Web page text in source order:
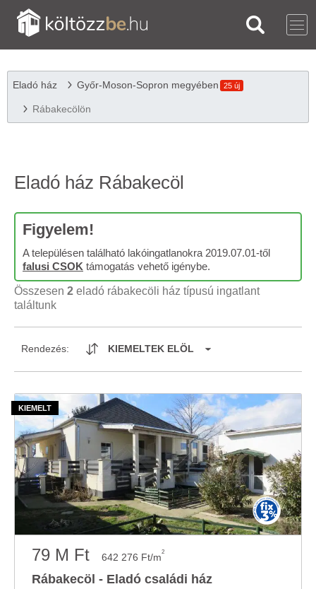
Eladó ház Győr-Moson-Sopron megyében 25 új
Rábakecölön
Eladó ház Rábakecöl
Figyelem!
A településen található lakóingatlanokra 2019.07.01-től
falusi CSOK támogatás vehető igénybe.
Összesen 2 eladó rábakecöli ház típusú ingatlant
találtunk
Rendezés: KIEMELTEK ELÖL
79 M Ft 642 276 Ft/m2
Rábakecöl - Eladó családi ház